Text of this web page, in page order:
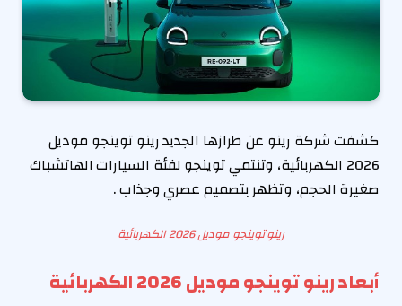
كشفت شركة رينو عن طرازها الجديد رينو توينجو موديل
2026 الكهربائية، وتنتمي توينجو لفئة السيارات الهاتشباك
صغيرة الحجم، وتظهر بتصميم عصري وجذاب .
رينو توينجو موديل 2026 الكهربائية
أبعاد رينو توينجو موديل 2026 الكهربائية